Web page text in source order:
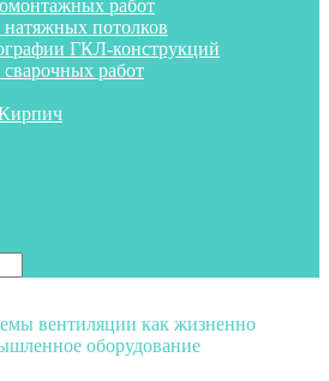
работ
потолков
ГКЛ-конструкций
работ
вентиляции как жизненно
оборудование